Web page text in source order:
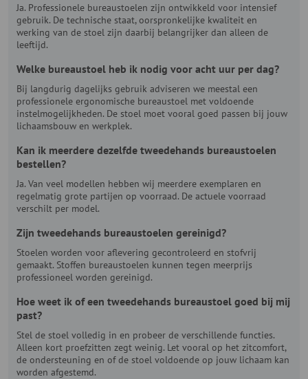
Ja. Professionele bureaustoelen zijn ontwikkeld voor intensief
gebruik. De technische staat, oorspronkelijke kwaliteit en
werking van de stoel zijn daarbij belangrijker dan alleen de
leeftijd.
Welke bureaustoel heb ik nodig voor acht uur per dag?
Bij langdurig dagelijks gebruik adviseren we meestal een
professionele ergonomische bureaustoel met voldoende
instelmogelijkheden. De stoel moet vooral goed passen bij jouw
lichaamsbouw en werkplek.
Kan ik meerdere dezelfde tweedehands bureaustoelen
bestellen?
Ja. Van veel modellen hebben wij meerdere exemplaren en
regelmatig grote partijen op voorraad. De actuele voorraad
verschilt per model.
Zijn tweedehands bureaustoelen gereinigd?
Stoelen worden voor aflevering gecontroleerd en stofvrij
gemaakt. Stoffen bureaustoelen kunnen tegen meerprijs
professioneel worden gereinigd.
Hoe weet ik of een tweedehands bureaustoel goed bij mij
past?
Stel de stoel volledig in en probeer de verschillende functies.
Alleen kort proefzitten zegt weinig. Let vooral op het zitcomfort,
de ondersteuning en of de stoel voldoende op jouw lichaam kan
worden afgestemd.